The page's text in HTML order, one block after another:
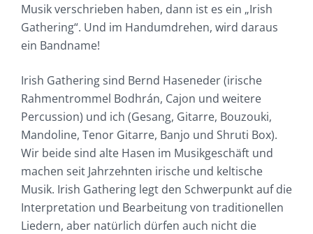
Musik verschrieben haben, dann ist es ein „Irish
Gathering“. Und im Handumdrehen, wird daraus
ein Bandname!
Irish Gathering sind Bernd Haseneder (irische
Rahmentrommel Bodhrán, Cajon und weitere
Percussion) und ich (Gesang, Gitarre, Bouzouki,
Mandoline, Tenor Gitarre, Banjo und Shruti Box).
Wir beide sind alte Hasen im Musikgeschäft und
machen seit Jahrzehnten irische und keltische
Musik. Irish Gathering legt den Schwerpunkt auf die
Interpretation und Bearbeitung von traditionellen
Liedern, aber natürlich dürfen auch nicht die